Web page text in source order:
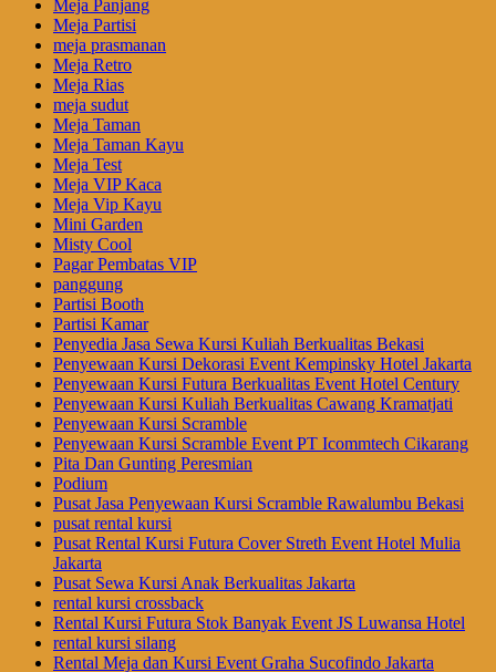
Meja Panjang
Meja Partisi
meja prasmanan
Meja Retro
Meja Rias
meja sudut
Meja Taman
Meja Taman Kayu
Meja Test
Meja VIP Kaca
Meja Vip Kayu
Mini Garden
Misty Cool
Pagar Pembatas VIP
panggung
Partisi Booth
Partisi Kamar
Penyedia Jasa Sewa Kursi Kuliah Berkualitas Bekasi
Penyewaan Kursi Dekorasi Event Kempinsky Hotel Jakarta
Penyewaan Kursi Futura Berkualitas Event Hotel Century
Penyewaan Kursi Kuliah Berkualitas Cawang Kramatjati
Penyewaan Kursi Scramble
Penyewaan Kursi Scramble Event PT Icommtech Cikarang
Pita Dan Gunting Peresmian
Podium
Pusat Jasa Penyewaan Kursi Scramble Rawalumbu Bekasi
pusat rental kursi
Pusat Rental Kursi Futura Cover Streth Event Hotel Mulia
Jakarta
Pusat Sewa Kursi Anak Berkualitas Jakarta
rental kursi crossback
Rental Kursi Futura Stok Banyak Event JS Luwansa Hotel
rental kursi silang
Rental Meja dan Kursi Event Graha Sucofindo Jakarta